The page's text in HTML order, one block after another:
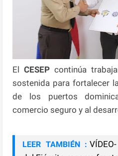
ElCESEP continúa
sostenida para fortalecer
de los puertos
comercio seguro y al
LEER TAMBIÉN :